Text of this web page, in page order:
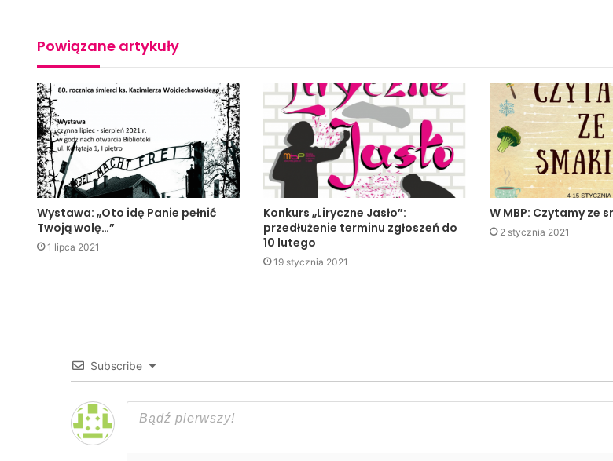
Powiązane artykuły
Wystawa: „Oto idę Panie pełnić
Twoją wolę…”
1 lipca 2021
Konkurs „Liryczne Jasło”:
przedłużenie terminu zgłoszeń do
10 lutego
19 stycznia 2021
W MBP: Czytamy ze
2 stycznia 2021
Subscribe